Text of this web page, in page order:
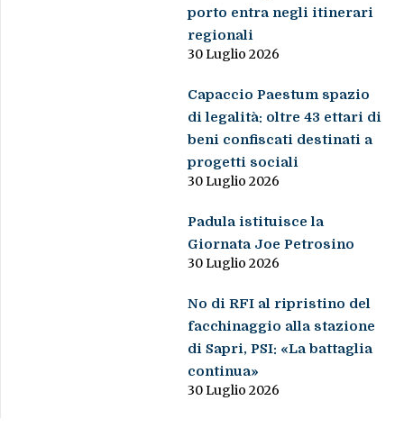
porto entra negli itinerari
regionali
30 Luglio 2026
Capaccio Paestum spazio
di legalità: oltre 43 ettari di
beni confiscati destinati a
progetti sociali
30 Luglio 2026
Padula istituisce la
Giornata Joe Petrosino
30 Luglio 2026
No di RFI al ripristino del
facchinaggio alla stazione
di Sapri, PSI: «La battaglia
continua»
30 Luglio 2026